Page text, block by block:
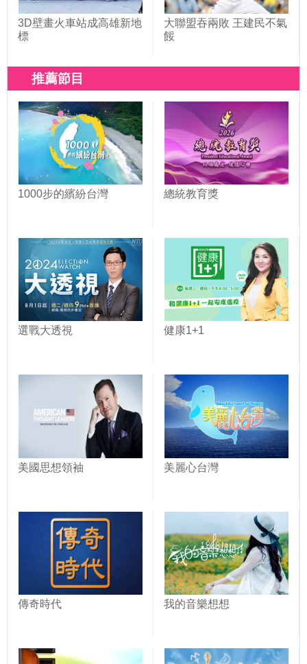
3D壁畫火車站成高雄新地
標
大聯盟吞兩敗 王建民不氣
餒
推薦節目
1000步的繽紛台灣 總統教育獎
選戰大透視 健康1+1
美國思想領袖 美麗心台灣
傳奇時代 我的音樂想想